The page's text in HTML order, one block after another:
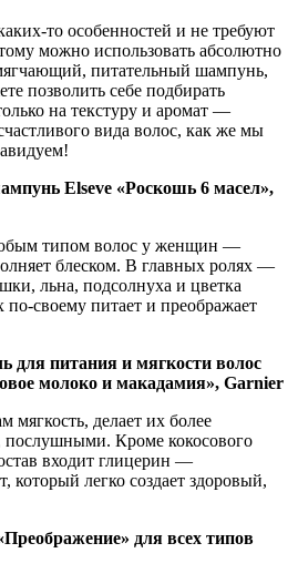
то особенностей и не требуют
можно использовать абсолютно
питательный шампунь,
позволить себе подбирать
на текстуру и аромат —
вида волос, как же мы
Elseve «Роскошь 6 масел»,
типом волос у женщин —
блеском. В главных ролях —
льна, подсолнуха и цветка
по-своему питает и преображает
для питания и мягкости волос
молоко и макадамия», Garnier
мягкость, делает их более
Кроме кокосового
входит глицерин —
легко создает здоровый,
для всех типов